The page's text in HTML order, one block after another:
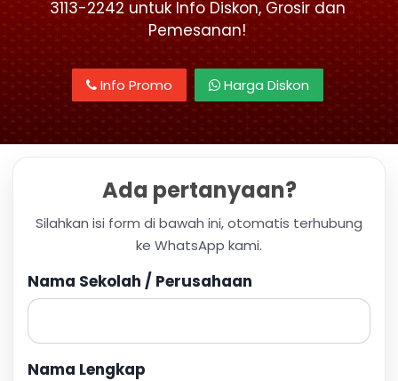
3113-2242 untuk Info Diskon, Grosir dan
Pemesanan!
Info Promo Harga Diskon
Ada pertanyaan?
Silahkan isi form di bawah ini, otomatis terhubung
ke WhatsApp kami.
Nama Sekolah / Perusahaan
Nama Lengkap